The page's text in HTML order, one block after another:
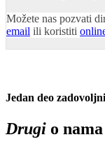
Možete nas pozvati
email ili koristiti
Jedan deo
Drugi o nama